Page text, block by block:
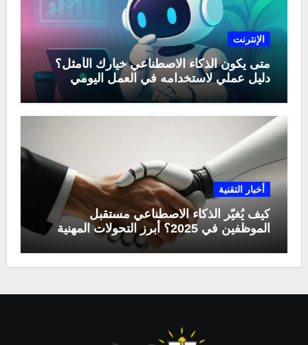
الإنترنت
متى يكون الذكاء الاصطناعي خيارك الأمثل؟
دليل عملي لاستخدامه في العمل اليومي
أخبار التقنية
كيف يُغيّر الذكاء الاصطناعي مستقبل
الموظفين في 2025؟ أبرز التحولات المهنية